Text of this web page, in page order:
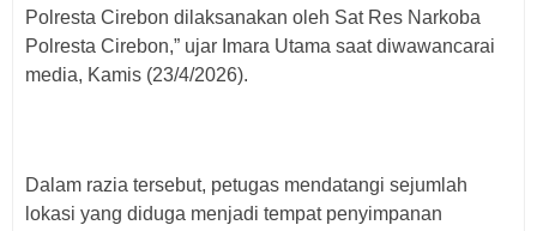
Polresta Cirebon dilaksanakan oleh Sat Res Narkoba
Polresta Cirebon,” ujar Imara Utama saat diwawancarai
media, Kamis (23/4/2026).
Dalam razia tersebut, petugas mendatangi sejumlah
lokasi yang diduga menjadi tempat penyimpanan